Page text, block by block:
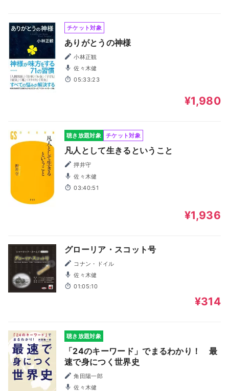
チケット対象
ありがとうの神様
小林正観
佐々木健
05:33:23
¥1,980
聴き放題対象 チケット対象
凡人として生きるということ
押井守
佐々木健
03:40:51
¥1,936
グローリア・スコット号
コナン・ドイル
佐々木健
01:05:10
¥314
聴き放題対象
「24のキーワード」でまるわかり！ 最
速で身につく世界史
角田陽一郎
佐々木健